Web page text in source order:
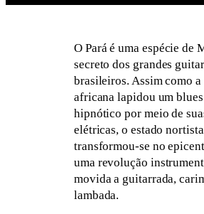
O Pará é uma espécie de
secreto dos grandes
brasileiros. Assim como a
africana lapidou um
hipnótico por meio de
elétricas, o estado nortista
transformou-se no
uma revolução
movida a guitarrada,
lambada.